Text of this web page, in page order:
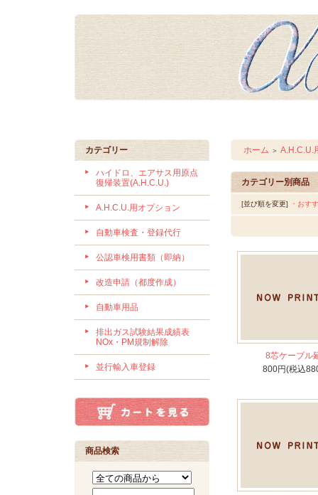
カテゴリー
ハイドロ、エアサス用原点
復帰装置(A.H.C.U.)
A.H.C.U.用オプション
自動車検査・登録代行
公認車検用書類（即納）
改造申請（都度作成）
自動車用品
排出ガス試験結果成績表
NOx・PM規制解除
並行輸入車登録
商品検索
ホーム ＞ A.H.C.U.
カテゴリー別商品
[並び順を変更] ・おす
8芯ケーブル
800円(税込